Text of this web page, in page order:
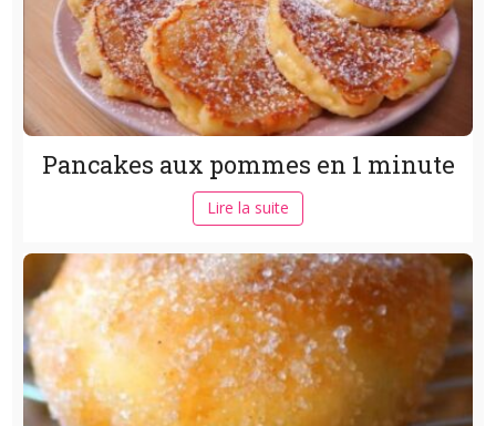
Pancakes aux pommes en 1 minute
Lire la suite